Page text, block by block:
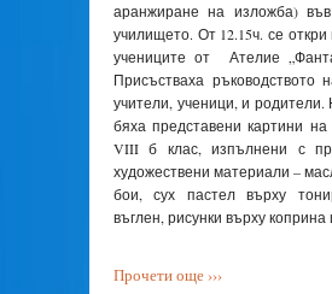
аранжиране на изложба)
училището. От 12.15ч. се
учениците от Ателие
Присъстваха ръководството
учители, ученици, и
бяха представени картини
VIII б клас, изпълнени с
художествени материали –
бои, сух пастел върху
въглен, рисунки върху
Прочети още ›››